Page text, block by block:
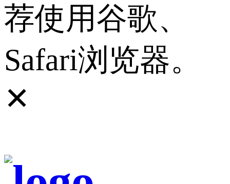
荐使用谷歌、
Safari浏览器。
✕